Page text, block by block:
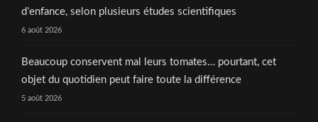
d’enfance, selon plusieurs études scientifiques
6 août 2026
Beaucoup conservent mal leurs tomates… pourtant, cet
objet du quotidien peut faire toute la différence
5 août 2026